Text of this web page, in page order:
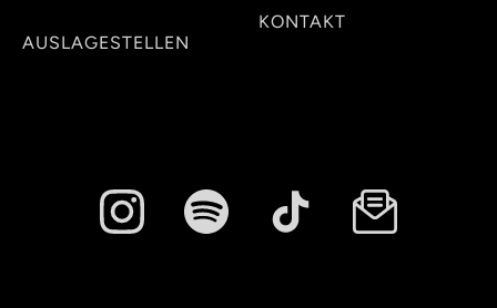
AUSLAGESTELLEN
KONTAKT